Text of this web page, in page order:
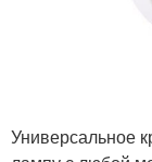
Универсальное